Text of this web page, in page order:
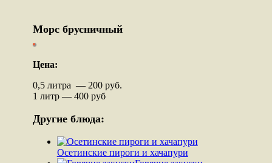
Морс брусничный
Цена:
0,5 литра — 200 руб.
1 литр — 400 руб
Другие блюда:
Осетинские пироги и хачапури